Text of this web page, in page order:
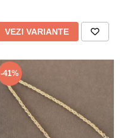
VEZI VARIANTE
-41%